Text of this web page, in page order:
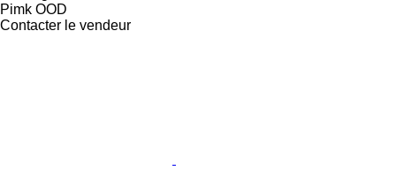
Pimk OOD
Contacter le vendeur